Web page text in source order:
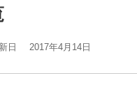
日 2017年4月14日